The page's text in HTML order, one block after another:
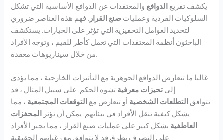
يكشف تفريغ الدوافع والمعتقدات عن الدوافع الأساسية التي تشكل
السلوكيات الفردية وعمليات صنع القرار . فهم هذه العناصر ضروري
لتحديد العوامل التحفيزية التي تؤثر على الخيارات. يستكشف
الباحثون أنظمة المعتقدات التي تعمل كأطر للقيم ، وتوجه الأفراد
من خلال سيناريوهات معقدة.
غالبا ما تتعارض الدوافع الجوهرية مع التأثيرات الخارجية ، مما يؤدي
إلىتحيزات معرفية تشوه الحكم. على سبيل المثال ، قد
تتوافق التطلعات الشخصية أو تتعارض مع التوقعات المجتمعية ، مما
يشكل كيفية تنقل الأفراد في بيئاتهم. يمكن أن تؤثر
المحفزات
العاطفية بشكل كبير على عمليات صنع القرار ، مما يجبر الأفراد
على التصرف بطرق قد لا تتوافق مع رغباتهم الحقيقية.